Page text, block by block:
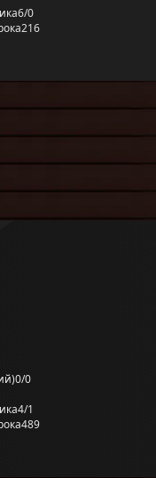
6/0
216
0/0
4/1
489